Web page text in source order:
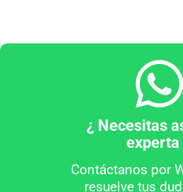
¿ Necesitas
experta
Contáctanos por
resuelve tus